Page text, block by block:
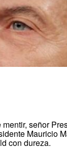
señor
Mauricio
con dureza.